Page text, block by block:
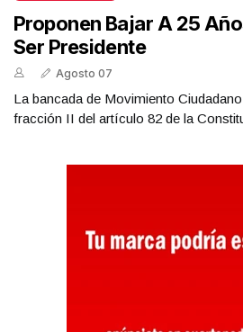
Proponen Bajar A 25
Ser Presidente
Agosto 07
La bancada de Movimiento
fracción II del artículo 82 de la